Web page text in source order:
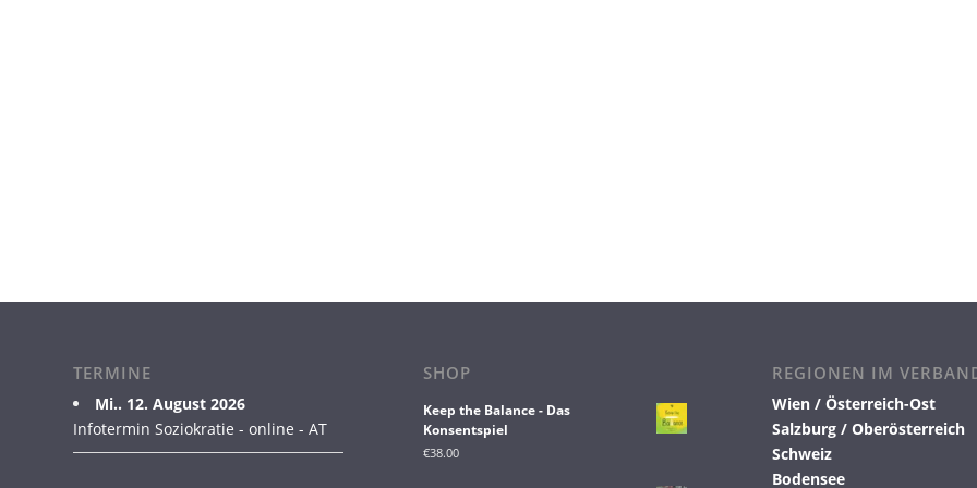
TERMINE
Mi.. 12. August 2026
Infotermin Soziokratie - online - AT
SHOP
Keep the Balance - Das
Konsentspiel
€38.00
REGIONEN IM
Wien / Österreich-Ost
Salzburg / Oberösterreich
Schweiz
Bodensee